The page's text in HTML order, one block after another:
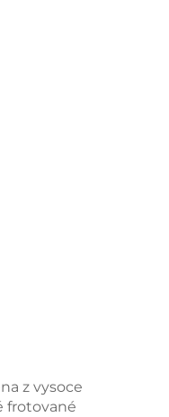
z vysoce
frotované